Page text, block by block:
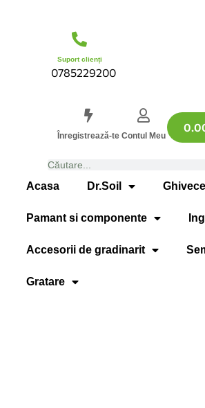
Suport clienți
0785229200
Înregistrează-te Contul Meu
Acasa Dr.Soil
Pamant si componente
Accesorii de gradinarit
Gratare